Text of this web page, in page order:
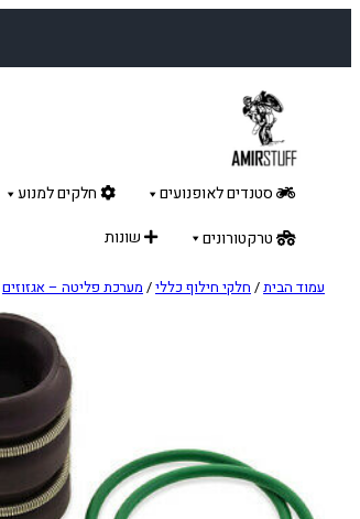
סטנדים לאופנועים חלקים למנוע
טרקטורונים
שונות
עמוד הבית/ חלקי חילוף כללי/ מערכת פליטה – אגזוזים